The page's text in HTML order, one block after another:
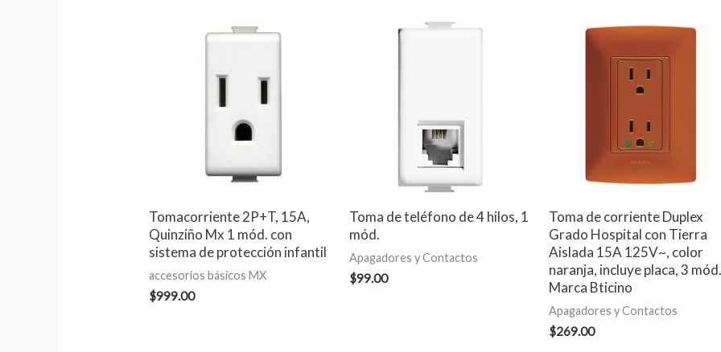
Tomacorriente 2P+T, 15A,
Quinziño Mx 1 mód. con
sistema de protección infantil
accesorios básicos MX
$999.00
Toma de teléfono de 4 hilos, 1
mód.
Apagadores y Contactos
$99.00
Toma de corriente Duplex
Grado Hospital con Tierra
Aislada 15A 125V~, color
naranja, incluye placa, 3 mód.
Marca Bticino
Apagadores y Contactos
$269.00